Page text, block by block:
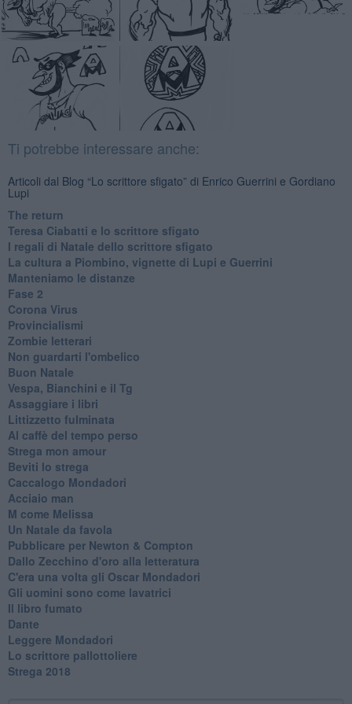
Ti potrebbe interessare anche:
Articoli dal Blog “Lo scrittore sfigato” di Enrico Guerrini e Gordiano
Lupi
The return
Teresa Ciabatti e lo scrittore sfigato
I regali di Natale dello scrittore sfigato
La cultura a Piombino, vignette di Lupi e Guerrini
Manteniamo le distanze
Fase 2
Corona Virus
Provincialismi
Zombie letterari
Non guardarti l'ombelico
Buon Natale
Vespa, Bianchini e il Tg
Assaggiare i libri
Littizzetto fulminata
Al caffè del tempo perso
Strega mon amour
Beviti lo strega
Caccalogo Mondadori
Acciaio man
M come Melissa
Un Natale da favola
Pubblicare per Newton & Compton
Dallo Zecchino d'oro alla letteratura
C'era una volta gli Oscar Mondadori
Gli uomini sono come lavatrici
Il libro fumato
Dante
Leggere Mondadori
Lo scrittore pallottoliere
Strega 2018